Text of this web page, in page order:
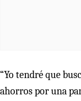
“Yo tendré que
ahorros por una